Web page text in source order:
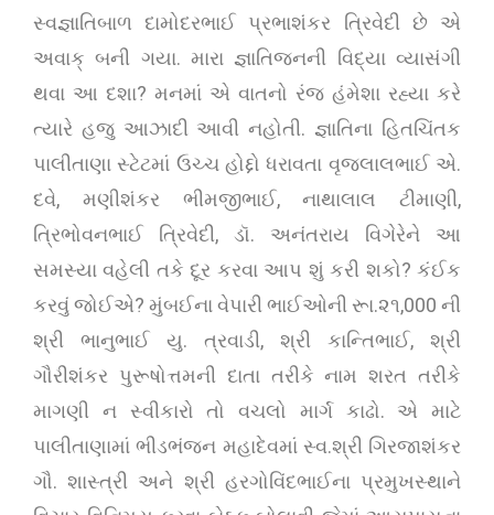
સ્વજ્ઞાતિબાળ દામોદરભાઈ પ્રભાશંકર ત્રિવેદી છે એ
અવાક્ બની ગયા. મારા જ્ઞાતિજનની વિદ્યા વ્યાસંગી
થવા આ દશા? મનમાં એ વાતનો રંજ હંમેશા રહ્યા કરે
ત્યારે હજુ આઝાદી આવી નહોતી. જ્ઞાતિના હિતચિંતક
પાલીતાણા સ્ટેટમાં ઉચ્ચ હોદ્દો ધરાવતા વૃજલાલભાઈ એ.
દવે, મણીશંકર ભીમજીભાઈ, નાથાલાલ ટીમાણી,
ત્રિભોવનભાઈ ત્રિવેદી, ડૉ. અનંતરાય વિગેરેને આ
સમસ્યા વહેલી તકે દૂર કરવા આપ શું કરી શકો? કંઈક
કરવું જોઈએ? મુંબઈના વેપારી ભાઈઓની રૂા.૨૧,000 ની
શ્રી ભાનુભાઈ યુ. ત્રવાડી, શ્રી કાન્તિભાઈ, શ્રી
ગૌરીશંકર પુરૂષોત્તમની દાતા તરીકે નામ શરત તરીકે
માગણી ન સ્વીકારો તો વચલો માર્ગ કાઢો. એ માટે
પાલીતાણામાં ભીડભંજન મહાદેવમાં સ્વ.શ્રી ગિરજાશંકર
ગૌ. શાસ્ત્રી અને શ્રી હરગોવિંદભાઈના પ્રમુખસ્થાને